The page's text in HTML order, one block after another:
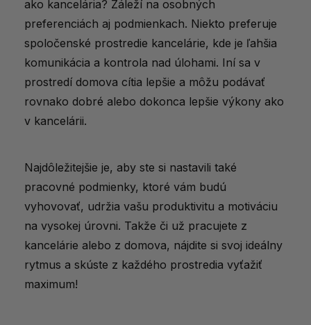
ako kancelária? Záleží na osobných
preferenciách aj podmienkach. Niekto preferuje
spoločenské prostredie kancelárie, kde je ľahšia
komunikácia a kontrola nad úlohami. Iní sa v
prostredí domova cítia lepšie a môžu podávať
rovnako dobré alebo dokonca lepšie výkony ako
v kancelárii.
Najdôležitejšie je, aby ste si nastavili také
pracovné podmienky, ktoré vám budú
vyhovovať, udržia vašu produktivitu a motiváciu
na vysokej úrovni. Takže či už pracujete z
kancelárie alebo z domova, nájdite si svoj ideálny
rytmus a skúste z každého prostredia vyťažiť
maximum!